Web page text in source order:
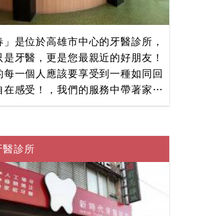
是位於高雄市中心的牙醫診所，
是牙醫，更是您最親近的好朋友！
每一個人應該要享受到一種如同回
在感受！，我們的服務中帶著家人
關心，寬敞舒適的環境不會讓您有
業又不失親切的服務與關懷！誰說
該沉悶，而醫師就一定是死板板
今天起，看牙齒到「長春牙醫診
您冷冰冰以及害怕的感覺！ ●
心，您的放心--------- 我們的服務
醫診所